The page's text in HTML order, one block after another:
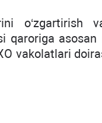
o‘zgartirish
qaroriga
vakolatlari